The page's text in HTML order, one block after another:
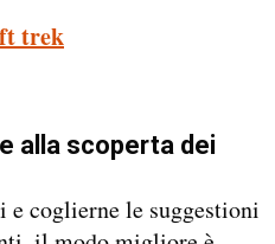
trek
alla scoperta dei
coglierne le suggestioni